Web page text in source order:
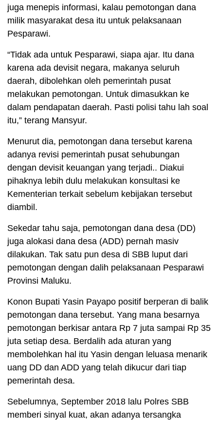
juga menepis informasi, kalau pemotongan dana
milik masyarakat desa itu untuk pelaksanaan
Pesparawi.
“Tidak ada untuk Pesparawi, siapa ajar. Itu dana
karena ada devisit negara, makanya seluruh
daerah, dibolehkan oleh pemerintah pusat
melakukan pemotongan. Untuk dimasukkan ke
dalam pendapatan daerah. Pasti polisi tahu lah soal
itu,” terang Mansyur.
Menurut dia, pemotongan dana tersebut karena
adanya revisi pemerintah pusat sehubungan
dengan devisit keuangan yang terjadi.. Diakui
pihaknya lebih dulu melakukan konsultasi ke
Kementerian terkait sebelum kebijakan tersebut
diambil.
Sekedar tahu saja, pemotongan dana desa (DD)
juga alokasi dana desa (ADD) pernah masiv
dilakukan. Tak satu pun desa di SBB luput dari
pemotongan dengan dalih pelaksanaan Pesparawi
Provinsi Maluku.
Konon Bupati Yasin Payapo positif berperan di balik
pemotongan dana tersebut. Yang mana besarnya
pemotongan berkisar antara Rp 7 juta sampai Rp 35
juta setiap desa. Berdalih ada aturan yang
membolehkan hal itu Yasin dengan leluasa menarik
uang DD dan ADD yang telah dikucur dari tiap
pemerintah desa.
Sebelumnya, September 2018 lalu Polres SBB
memberi sinyal kuat, akan adanya tersangka